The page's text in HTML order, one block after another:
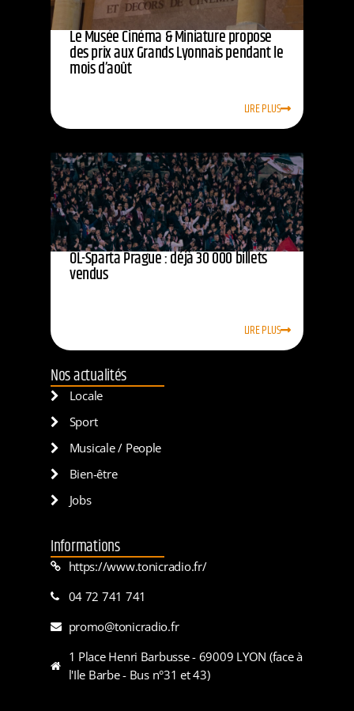
Le Musée Cinéma & Miniature propose
des prix aux Grands Lyonnais pendant le
mois d’août
LIRE PLUS
OL-Sparta Prague : déjà 30 000 billets
vendus
LIRE PLUS
Nos actualités
Locale
Sport
Musicale / People
Bien-être
Jobs
Informations
https://www.tonicradio.fr/
04 72 741 741
promo@tonicradio.fr
1 Place Henri Barbusse - 69009 LYON (face à
l'Ile Barbe - Bus n°31 et 43)